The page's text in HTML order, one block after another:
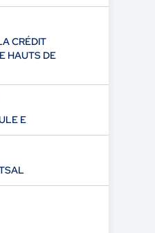
CRÉDIT
HAUTS DE
E